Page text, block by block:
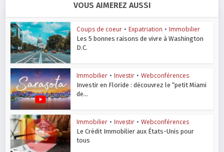
VOUS AIMEREZ AUSSI
Coups de coeur • Expatriation • Immobilier
Les 5 bonnes raisons de vivre à Washington
D.C.
Immobilier • Investir • Webconférences
Investir en Floride : découvrez le “petit Miami
de...
Immobilier • Investir • Webconférences
Le Crédit Immobilier aux États-Unis pour
tous